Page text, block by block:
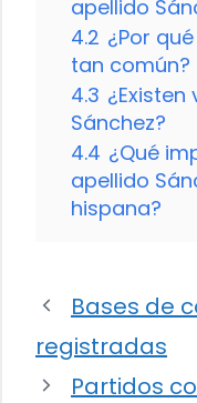
apellido
4.2 ¿Por
tan común?
4.3
Sánchez?
4.4 ¿Qué
apellido
hispana?
Bases de
registradas
Partidos